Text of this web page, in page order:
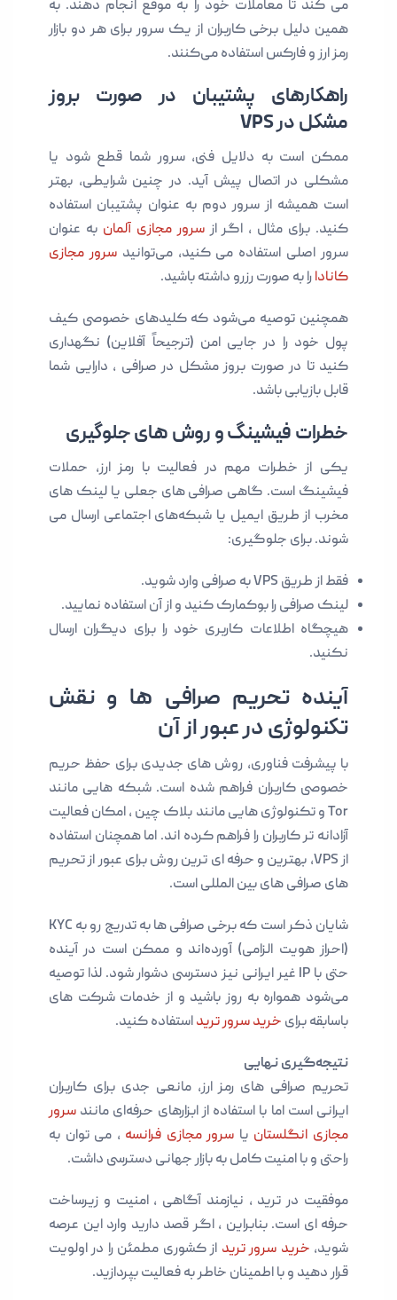
می کند تا معاملات خود را به‌ موقع انجام دهند. به‌
همین دلیل برخی کاربران از یک سرور برای هر دو بازار
رمز ارز و فارکس استفاده می‌کنند.
راهکارهای پشتیبان در صورت بروز
مشکل در VPS
ممکن است به‌ دلایل فنی، سرور شما قطع شود یا
مشکلی در اتصال پیش آید. در چنین شرایطی، بهتر
است همیشه از سرور دوم به‌ عنوان پشتیبان استفاده
کنید. برای مثال ، اگر ازسرور مجازی آلمان به‌ عنوان
سرور اصلی استفاده می کنید، می‌توانیدسرور مجازی
کانادارا به‌ صورت رزرو داشته باشید.
همچنین توصیه می‌شود که کلیدهای خصوصی کیف
پول خود را در جایی امن (ترجیحاً آفلاین) نگهداری
کنید تا در صورت بروز مشکل در صرافی ، دارایی شما
قابل بازیابی باشد.
خطرات فیشینگ و روش‌ های جلوگیری
یکی از خطرات مهم در فعالیت با رمز ارز، حملات
فیشینگ است. گاهی صرافی‌ های جعلی یا لینک‌ های
مخرب از طریق ایمیل یا شبکه‌های اجتماعی ارسال می
شوند. برای جلوگیری:
فقط از طریق VPS به صرافی وارد شوید.
لینک صرافی را بوکمارک کنید و از آن استفاده نمایید.
هیچگاه اطلاعات کاربری خود را برای دیگران ارسال
نکنید.
آینده تحریم صرافی‌ ها و نقش
تکنولوژی در عبور از آن
با پیشرفت فناوری، روش های جدیدی برای حفظ حریم
خصوصی کاربران فراهم شده است. شبکه هایی مانند
Tor و تکنولوژی هایی مانند بلاک چین ، امکان فعالیت
آزادانه تر کاربران را فراهم کرده اند. اما همچنان استفاده
از VPS، بهترین و حرفه ای ترین روش برای عبور از تحریم‌
های صرافی‌ های بین المللی است.
شایان ذکر است که برخی صرافی ها به‌ تدریج رو به KYC
(احراز هویت الزامی) آورده‌اند و ممکن است در آینده
حتی با IP غیر ایرانی نیز دسترسی دشوار شود. لذا توصیه
می‌شود همواره به‌ روز باشید و از خدمات شرکت های
باسابقه برای خرید سرور تریداستفاده کنید.
نتیجه‌گیری نهایی
تحریم صرافی‌ های رمز ارز، مانعی جدی برای کاربران
ایرانی است اما با استفاده از ابزارهای حرفه‌ای مانند سرور
مجازی انگلستان یا سرور مجازی فرانسه ، می توان به‌
راحتی و با امنیت کامل به بازار جهانی دسترسی داشت.
موفقیت در ترید ، نیازمند آگاهی ، امنیت و زیرساخت
حرفه ای است. بنابراین ، اگر قصد دارید وارد این عرصه
شوید، خرید سرور ترید از کشوری مطمئن را در اولویت
قرار دهید و با اطمینان خاطر به فعالیت بپردازید.